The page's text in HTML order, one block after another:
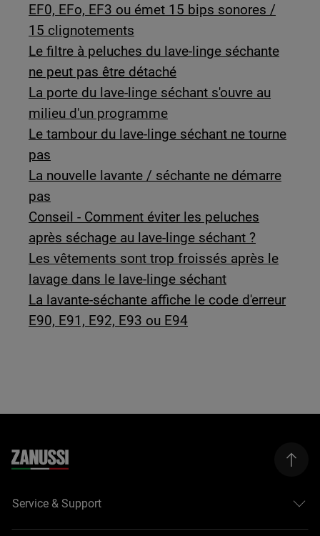
EF0, EFo, EF3 ou émet 15 bips sonores /
15 clignotements
Le filtre à peluches du lave-linge séchante
ne peut pas être détaché
La porte du lave-linge séchant s'ouvre au
milieu d'un programme
Le tambour du lave-linge séchant ne tourne
pas
La nouvelle lavante / séchante ne démarre
pas
Conseil - Comment éviter les peluches
après séchage au lave-linge séchant ?
Les vêtements sont trop froissés après le
lavage dans le lave-linge séchant
La lavante-séchante affiche le code d'erreur
E90, E91, E92, E93 ou E94
Service & Support